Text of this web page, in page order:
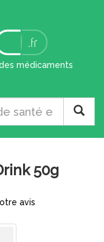
médicaments
50g
avis